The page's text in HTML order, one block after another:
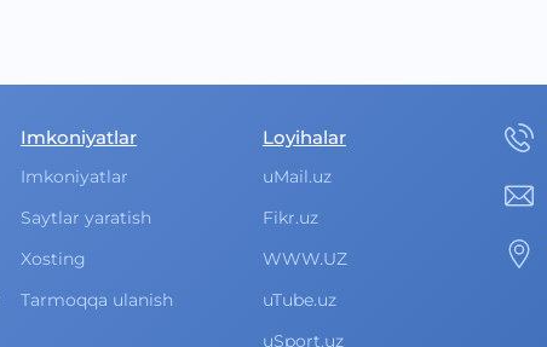
Imkoniyatlar
Imkoniyatlar
Saytlar yaratish
Xosting
Tarmoqqa ulanish
Loyihalar
uMail.uz
Fikr.uz
WWW.UZ
uTube.uz
uSport.uz